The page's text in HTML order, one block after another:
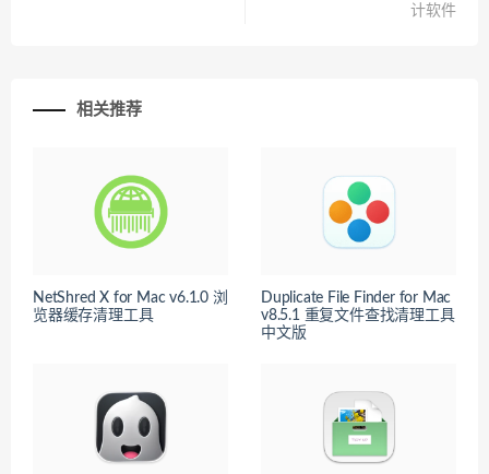
计软件
相关推荐
NetShred X for Mac v6.1.0 浏
览器缓存清理工具
Duplicate File Finder for Mac
v8.5.1 重复文件查找清理工具
中文版